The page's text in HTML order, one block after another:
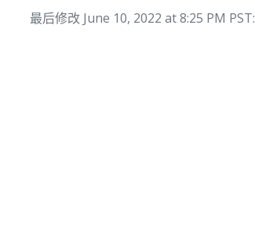
最后修改 June 10, 2022 at 8:25 PM PST: